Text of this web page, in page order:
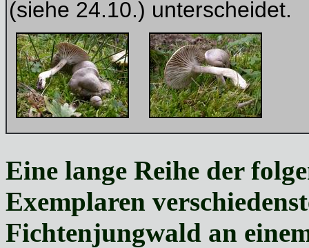
(siehe 24.10.) unterscheidet.
Eine lange Reihe der
Exemplaren
Fichtenjungwald an